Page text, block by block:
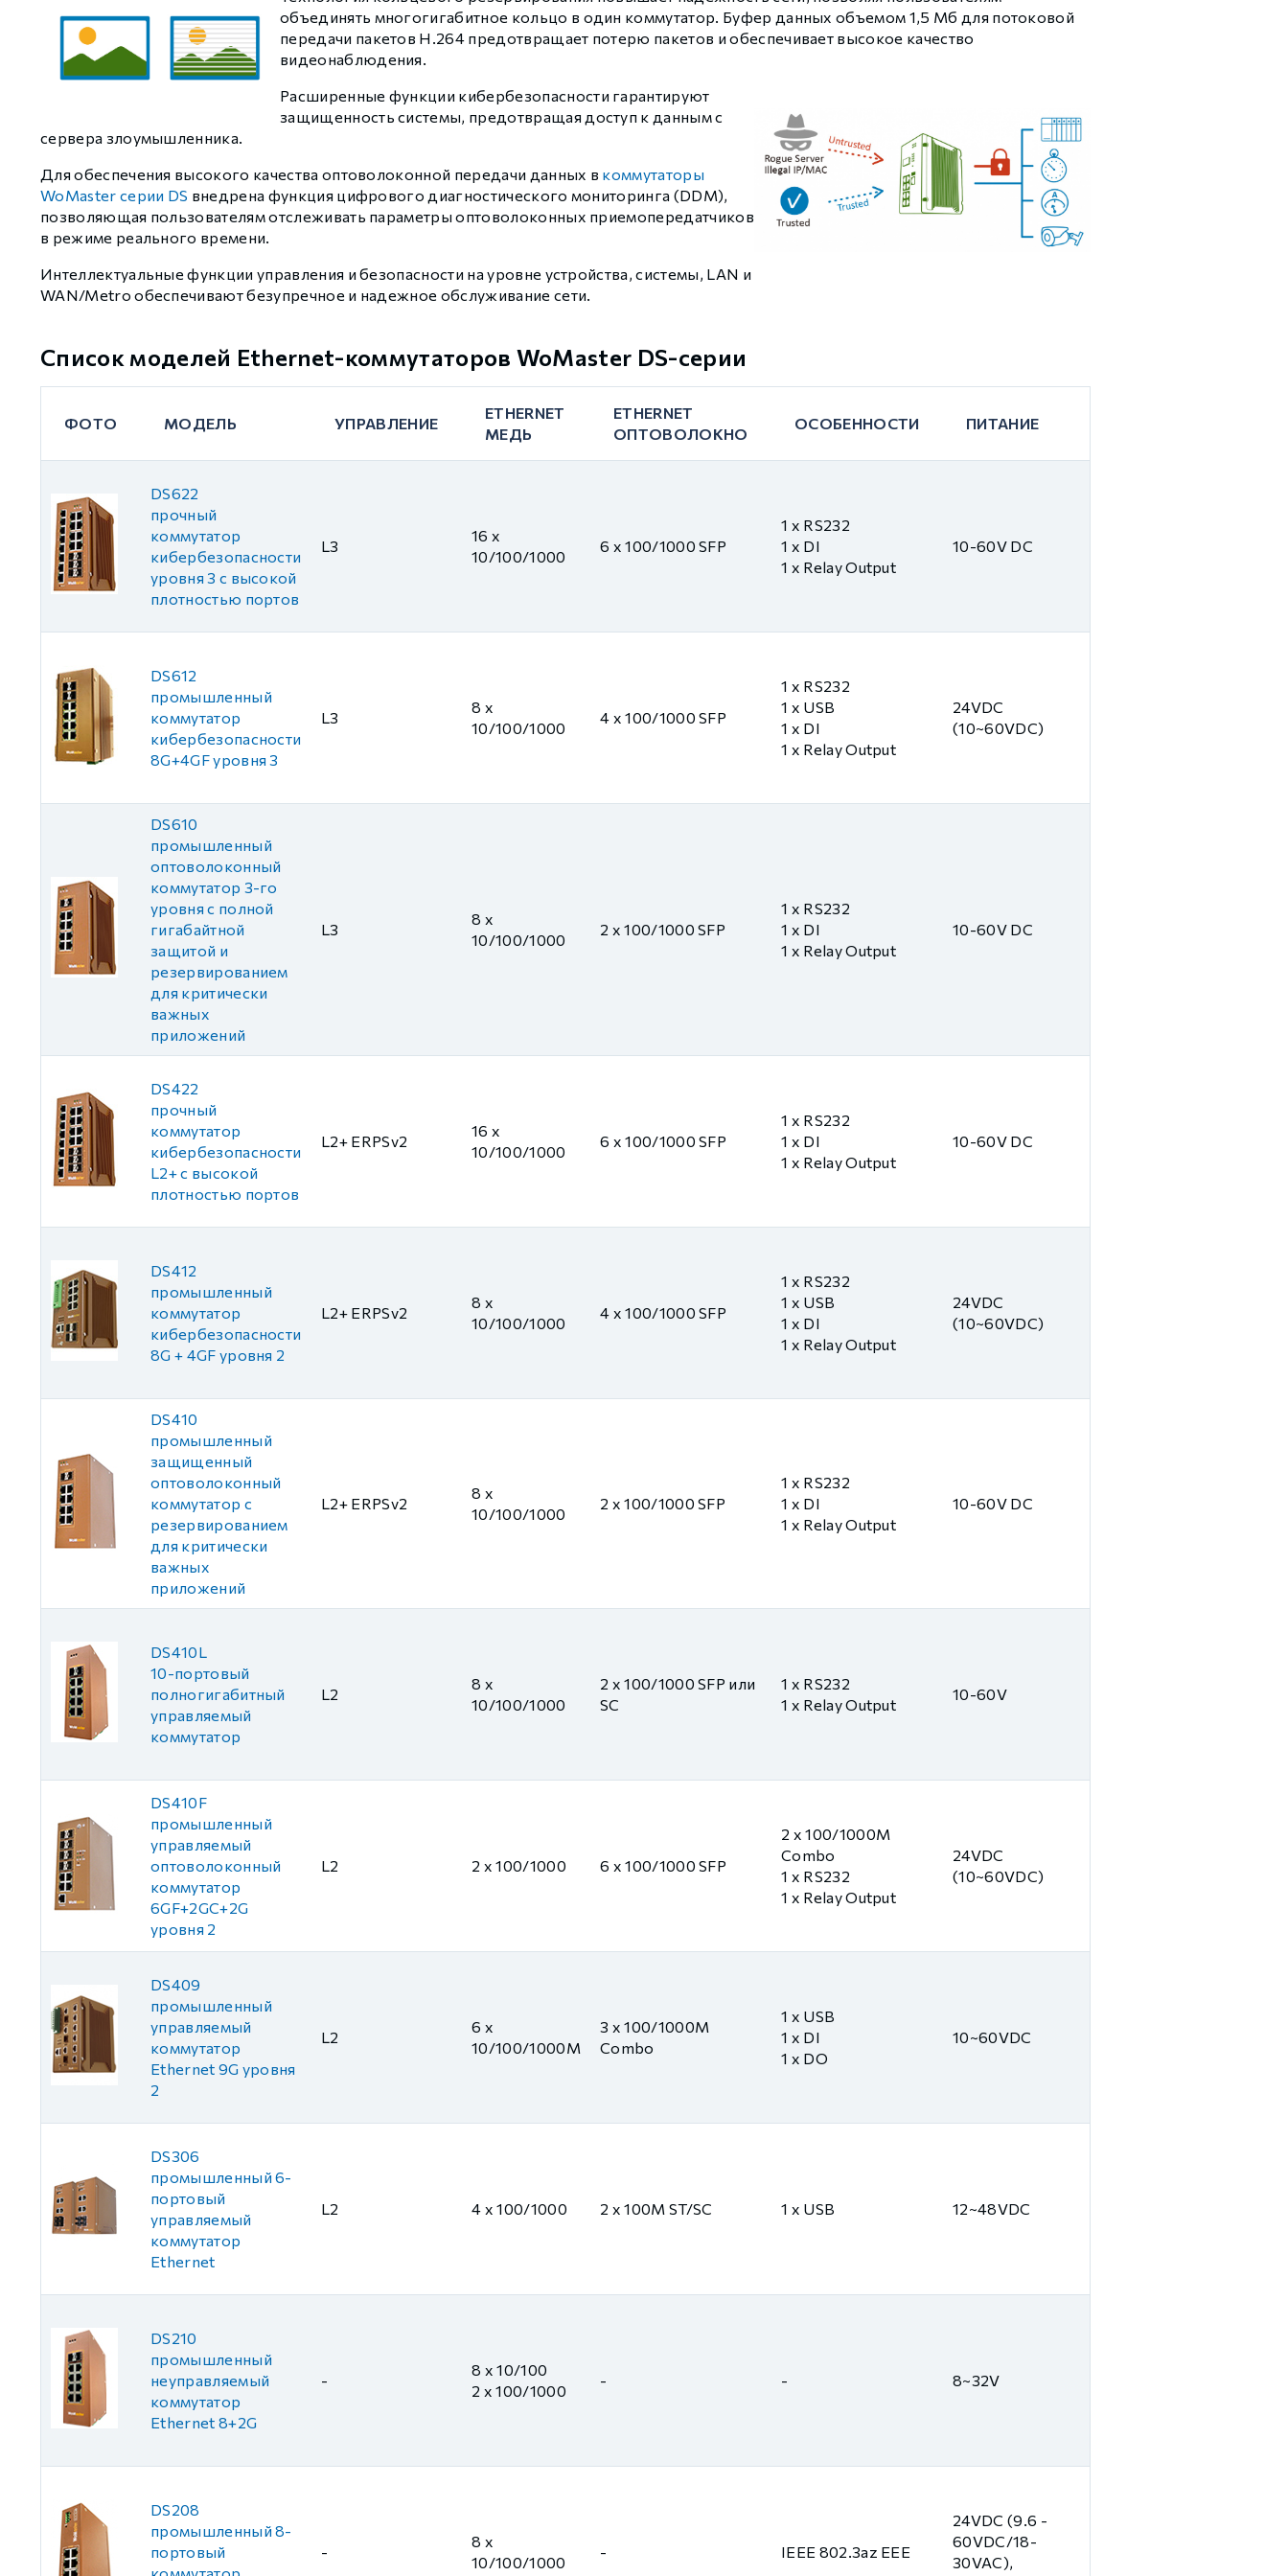
объединять многогигабитное кольцо в один коммутатор. Буфер данных объемом 1,5 Мб для потоковой
передачи пакетов H.264 предотвращает потерю пакетов и обеспечивает высокое качество
видеонаблюдения.
Расширенные функции кибербезопасности гарантируют
защищенность системы, предотвращая доступ к данным с
сервера злоумышленника.
Для обеспечения высокого качества оптоволоконной передачи данных в коммутаторы
WoMaster серии DS внедрена функция цифрового диагностического мониторинга (DDM),
позволяющая пользователям отслеживать параметры оптоволоконных приемопередатчиков
в режиме реального времени.
Интеллектуальные функции управления и безопасности на уровне устройства, системы, LAN и
WAN/Metro обеспечивают безупречное и надежное обслуживание сети.
Список моделей Ethernet-коммутаторов WoMaster DS-серии
ФОТО МОДЕЛЬ УПРАВЛЕНИЕ
ETHERNET
МЕДЬ
ETHERNET
ОПТОВОЛОКНО
ОСОБЕННОСТИ ПИТАНИЕ
DS622
прочный
коммутатор
кибербезопасности
уровня 3 с высокой
плотностью портов
L3
16 x
10/100/1000
6 x 100/1000 SFP
1 x RS232
1 x DI
1 x Relay Output
10-60V DC
DS612
промышленный
коммутатор
кибербезопасности
8G+4GF уровня 3
L3
8 x
10/100/1000
4 x 100/1000 SFP
1 x RS232
1 x USB
1 x DI
1 x Relay Output
24VDC
(10~60VDC)
DS610
промышленный
оптоволоконный
коммутатор 3-го
уровня с полной
гигабайтной
защитой и
резервированием
для критически
важных
приложений
L3
8 x
10/100/1000
2 x 100/1000 SFP
1 x RS232
1 x DI
1 x Relay Output
10-60V DC
DS422
прочный
коммутатор
кибербезопасности
L2+ с высокой
плотностью портов
L2+ ERPSv2
16 x
10/100/1000
6 x 100/1000 SFP
1 x RS232
1 x DI
1 x Relay Output
10-60V DC
DS412
промышленный
коммутатор
кибербезопасности
8G + 4GF уровня 2
L2+ ERPSv2
8 x
10/100/1000
4 x 100/1000 SFP
1 x RS232
1 x USB
1 x DI
1 x Relay Output
24VDC
(10~60VDC)
DS410
промышленный
защищенный
оптоволоконный
коммутатор с
резервированием
для критически
важных
приложений
L2+ ERPSv2
8 x
10/100/1000
2 x 100/1000 SFP
1 x RS232
1 x DI
1 x Relay Output
10-60V DC
DS410L
10-портовый
полногигабитный
управляемый
коммутатор
L2
8 x
10/100/1000
2 x 100/1000 SFP или
SC
1 x RS232
1 x Relay Output
10-60V
DS410F
промышленный
управляемый
оптоволоконный
коммутатор
6GF+2GC+2G
уровня 2
L2 2 x 100/1000 6 x 100/1000 SFP
2 x 100/1000M
Combo
1 x RS232
1 x Relay Output
24VDC
(10~60VDC)
DS409
промышленный
управляемый
коммутатор
Ethernet 9G уровня
2
L2
6 x
10/100/1000M
3 x 100/1000M
Combo
1 x USB
1 x DI
1 x DO
10~60VDC
DS306
промышленный 6-
портовый
управляемый
коммутатор
Ethernet
L2 4 x 100/1000 2 x 100M ST/SC 1 x USB 12~48VDC
DS210
промышленный
неуправляемый
коммутатор
Ethernet 8+2G
-
8 x 10/100
2 x 100/1000
- - 8~32V
DS208
промышленный 8-
портовый
-
8 x
10/100/1000
- IEEE 802.3az EEE
24VDC (9.6 -
60VDC/18-
30VAC),